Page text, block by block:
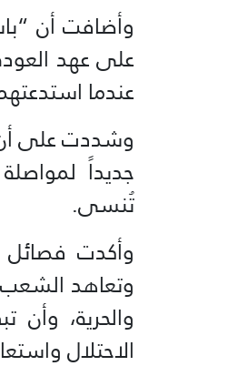
وأضافت أن
على عهد
عندما
وشددت على
جديداً
تُنسى.
وأكدت فصائل
وتعاهد
والحرية،
الاحتلال